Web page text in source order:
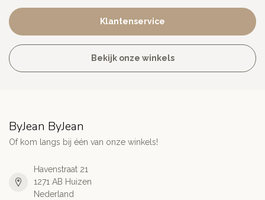
Klantenservice
Bekijk onze winkels
ByJean ByJean
Of kom langs bij één van onze winkels!
Havenstraat 21
1271 AB Huizen
Nederland